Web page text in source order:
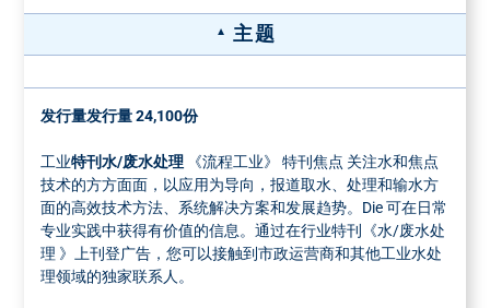
占据4个栏目宽
1/8 页
占据1个栏目宽
度，94 x 66
占据4个栏目宽
度，190 x 32
应要求提供特殊位置和其他特殊形式的
广告
特殊广告格式的送货地址
97204 Höchberg, Germany
托运单附注《流程工业》 " 和发行号
所需数量：全部版次+1.5 %补加纸张 ，部分版次+10 %。补
加纸张
主题
发行量发行量 24,100份
工业特刊水/废水处理 《流程工业》 特刊焦点 关注水和焦点
技术的方方面面，以应用为导向，报道取水、处理和输水方
面的高效技术方法、系统解决方案和发展趋势。Die 可在日常
专业实践中获得有价值的信息。通过在行业特刊《水/废水处
理 》上刊登广告，您可以接触到市政运营商和其他工业水处
理领域的独家联系人。